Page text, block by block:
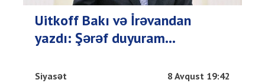
Uitkoff Bakı və İrəvandan
yazdı: Şərəf duyuram...
Siyasət 8 Avqust 19:42